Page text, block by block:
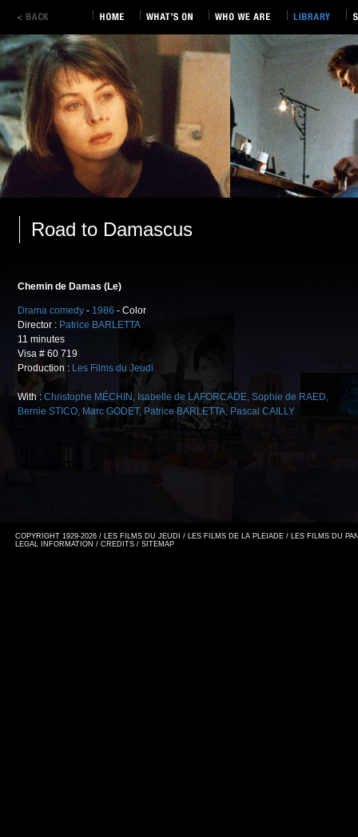
Road to Damascus
Chemin de Damas (Le)
Drama comedy - 1986 - Color
Director : Patrice BARLETTA
11 minutes
Visa # 60 719
Production : Les Films du Jeudi
With : Christophe MÉCHIN , Isabelle de LAFORCADE, Sophie de RAED,
Bernie STICO, Marc GODET, Patrice BARLETTA, Pascal CAILLY
COPYRIGHT 1929-2026 / LES FILMS DU JEUDI / LES FILMS DE LA PLEIADE / LES FILMS DU
LEGAL INFORMATION / CREDITS / SITEMAP